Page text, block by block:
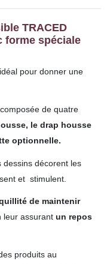
TRACED
forme spéciale
pour donner une
de quatre
le drap housse
optionnelle.
dessins décorent les
et stimulent.
de maintenir
leur assurant un repos
produits au